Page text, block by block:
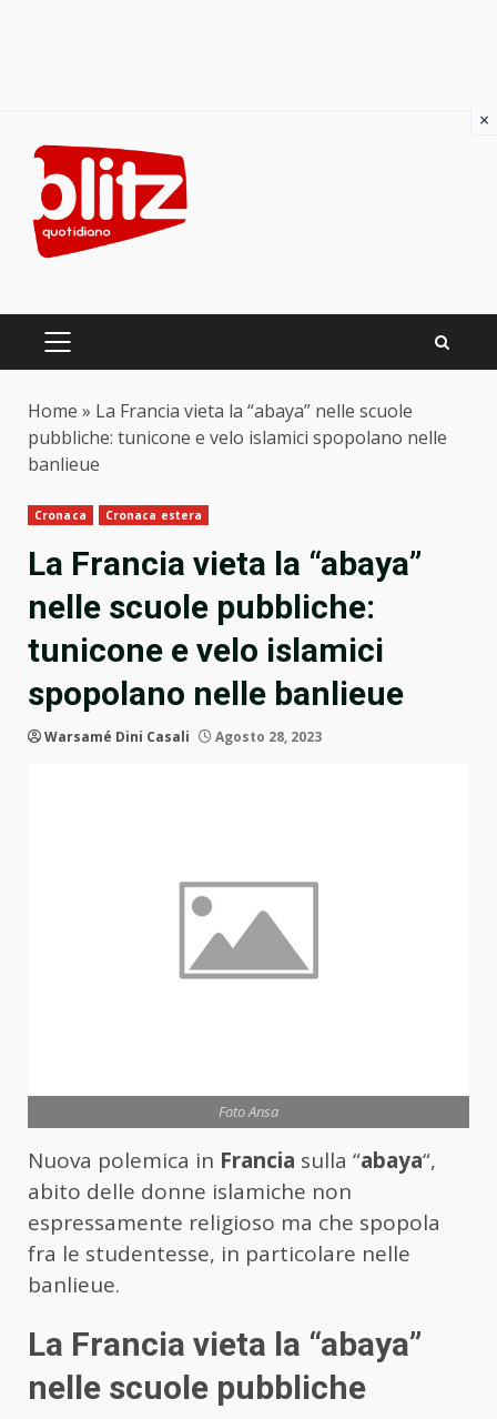
content
PRIMARY
Home » La Francia vieta la “abaya” nelle scuole
pubbliche: tunicone e velo islamici spopolano nelle
banlieue
Cronaca Cronaca estera
La Francia vieta la “abaya”
nelle scuole pubbliche:
tunicone e velo islamici
spopolano nelle banlieue
Warsamé Dini Casali Agosto 28, 2023
Foto Ansa
Nuova polemica in Francia sulla “abaya“,
abito delle donne islamiche non
espressamente religioso ma che spopola
fra le studentesse, in particolare nelle
banlieue.
La Francia vieta la “abaya”
nelle scuole pubbliche
×